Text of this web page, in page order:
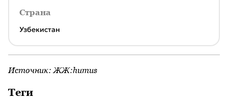
Страна
Узбекистан
Источник: ЖЖ:humus
Теги